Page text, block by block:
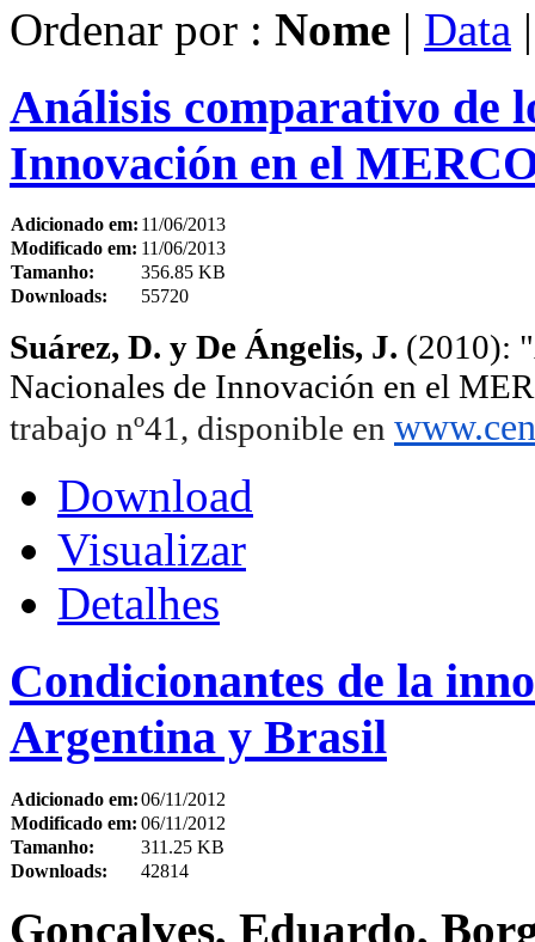
Ordenar por : Nome | Data
Análisis comparativo de
Innovación en el
Adicionado em: 11/06/2013
Modificado em: 11/06/2013
Tamanho:
356.85 KB
Downloads:
55720
Suárez, D. y De Ángelis, J. (2010):
Nacionales de Innovación en el
trabajo nº41, disponible en
Download
Visualizar
Detalhes
Condicionantes de la
Argentina y Brasil
Adicionado em:06/11/2012
Modificado em: 06/11/2012
Tamanho:
311.25 KB
Downloads:
42814
Gonçalves, Eduardo,